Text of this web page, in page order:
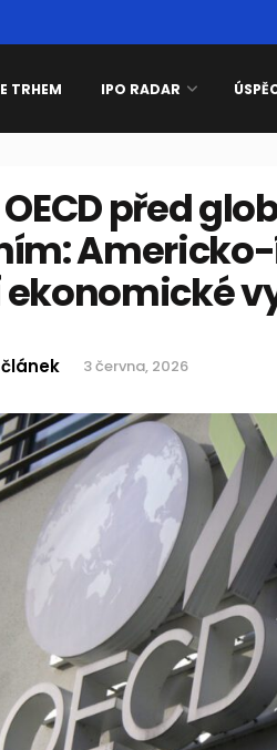
TRHEM IPO RADAR
před
3 června, 2026